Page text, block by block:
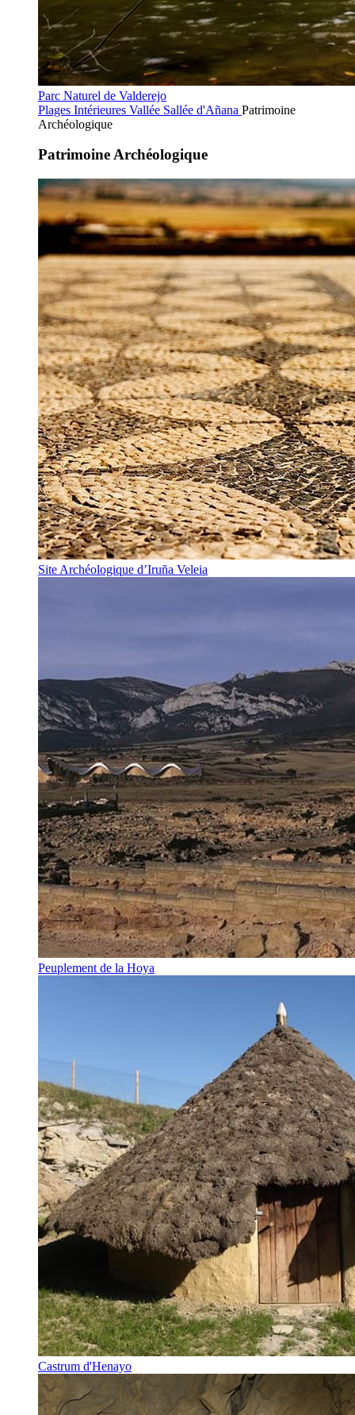
Parc Naturel de Valderejo
Plages Intérieures Vallée Sallée d'Añana Patrimoine
Archéologique
Patrimoine Archéologique
Site Archéologique d’Iruña Veleia
Peuplement de la Hoya
Castrum d'Henayo